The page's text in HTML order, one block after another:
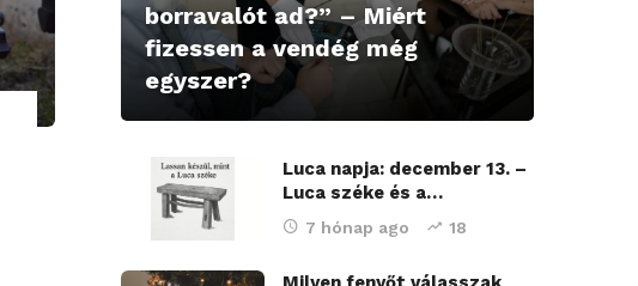
borravalót ad?” – Miért
fizessen a vendég még
egyszer?
Luca napja: december 13. –
Luca széke és a…
7 hónap ago 18